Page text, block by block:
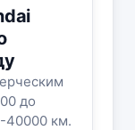
до
40000 км.